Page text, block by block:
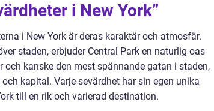
i New York”
i New York är deras karaktär och atmosfär.
staden, erbjuder Central Park en naturlig oas
kanske den mest spännande gatan i staden,
kapital. Varje sevärdhet har sin egen unika
till en rik och varierad destination.